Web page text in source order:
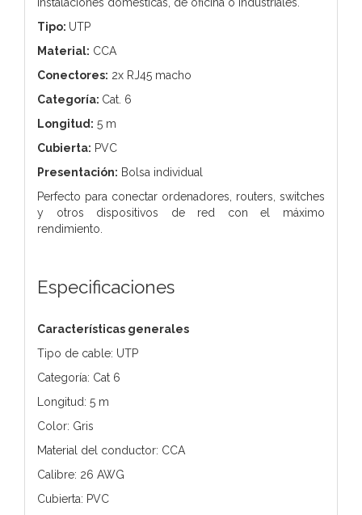
Tipo: UTP
Material: CCA
Conectores: 2x RJ45 macho
Categoría: Cat. 6
Longitud: 5 m
Cubierta: PVC
Presentación: Bolsa individual
Perfecto para conectar ordenadores, routers, switches
y otros dispositivos de red con el máximo
rendimiento.
Especificaciones
Características generales
Tipo de cable: UTP
Categoría: Cat 6
Longitud: 5 m
Color: Gris
Material del conductor: CCA
Calibre: 26 AWG
Cubierta: PVC